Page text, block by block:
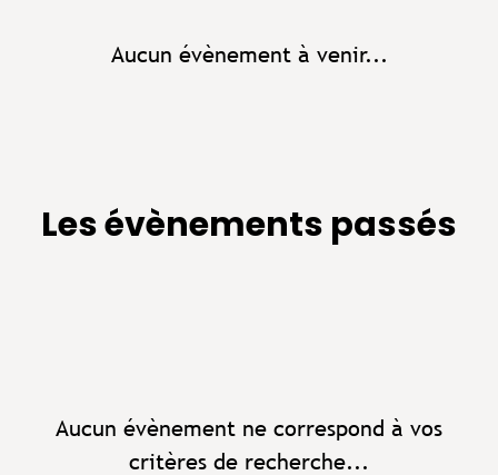
Aucun évènement à venir...
Les évènements passés
Aucun évènement ne correspond à vos
critères de recherche...